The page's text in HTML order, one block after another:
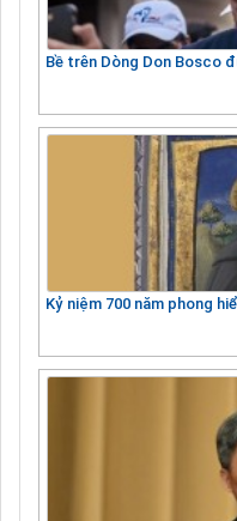
Bề trên Dòng Don Bosco
Kỷ niệm 700 năm phong